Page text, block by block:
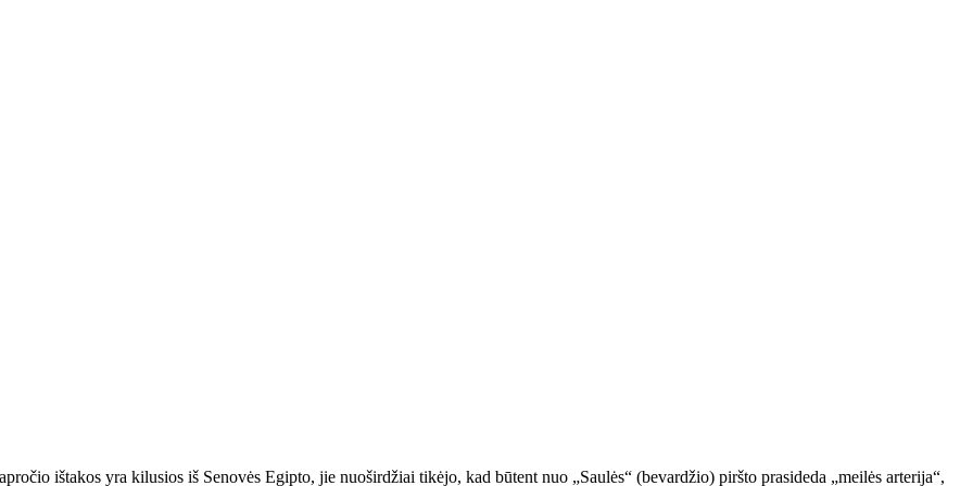
ištakos yra kilusios iš Senovės Egipto, jie nuoširdžiai tikėjo, kad būtent nuo „Saulės“ (bevardžio) piršto prasideda „meilės arterija“,